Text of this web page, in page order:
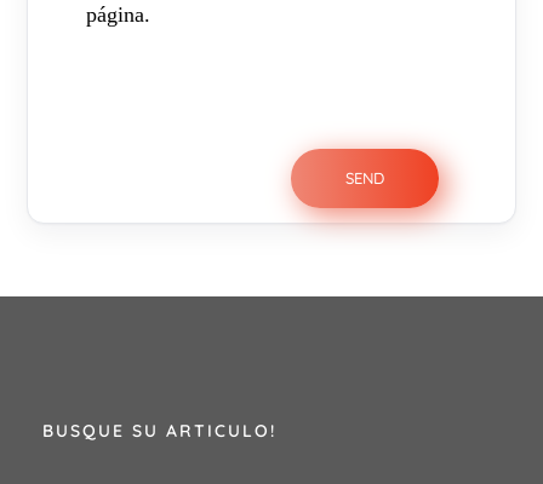
página.
BUSQUE SU ARTICULO!